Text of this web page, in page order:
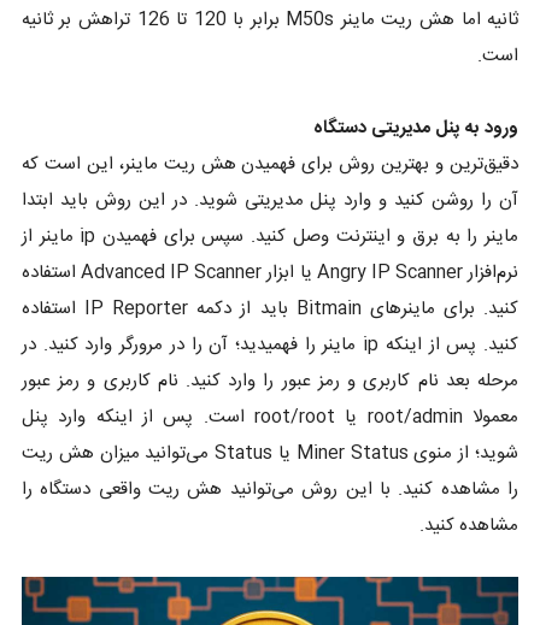
ثانیه اما هش ریت ماینر M50s برابر با 120 تا 126 تراهش بر ثانیه
است.
ورود به پنل مدیریتی دستگاه
دقیق‌ترین و بهترین روش برای فهمیدن هش ریت ماینر، این است که
آن را روشن کنید و وارد پنل مدیریتی شوید. در این روش باید ابتدا
ماینر را به برق و اینترنت وصل کنید. سپس برای فهمیدن ip ماینر از
نرم‌افزار Angry IP Scanner یا ابزار Advanced IP Scanner استفاده
کنید. برای ماینرهای Bitmain باید از دکمه IP Reporter استفاده
کنید. پس از اینکه ip ماینر را فهمیدید؛ آن را در مرورگر وارد کنید. در
مرحله بعد نام کاربری و رمز عبور را وارد کنید. نام کاربری و رمز عبور
معمولا root/admin یا root/root است. پس از اینکه وارد پنل
شوید؛ از منوی Miner Status یا Status می‌توانید میزان هش ریت
را مشاهده کنید. با این روش می‌توانید هش ریت واقعی دستگاه را
مشاهده کنید.